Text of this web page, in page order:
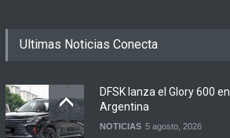
Ultimas Noticias Conecta
DFSK lanza el Glory 600 en
Argentina
NOTICIAS 5 agosto, 2026